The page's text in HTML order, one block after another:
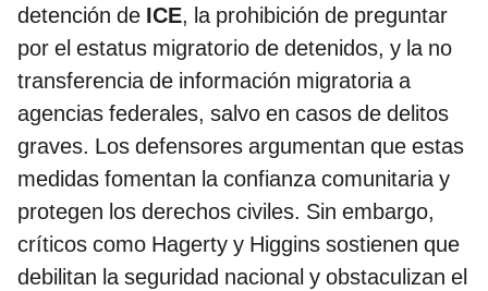
detención de ICE, la prohibición de preguntar
por el estatus migratorio de detenidos, y la no
transferencia de información migratoria a
agencias federales, salvo en casos de delitos
graves. Los defensores argumentan que estas
medidas fomentan la confianza comunitaria y
protegen los derechos civiles. Sin embargo,
críticos como Hagerty y Higgins sostienen que
debilitan la seguridad nacional y obstaculizan el